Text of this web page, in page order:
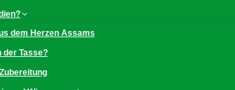
dem Herzen Assams
der Tasse?